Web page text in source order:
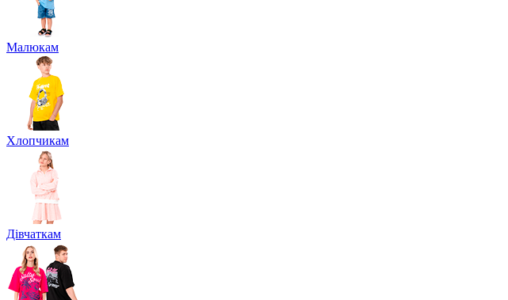
Малюкам
Хлопчикам
Дівчаткам